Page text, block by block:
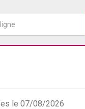
le 07/08/2026